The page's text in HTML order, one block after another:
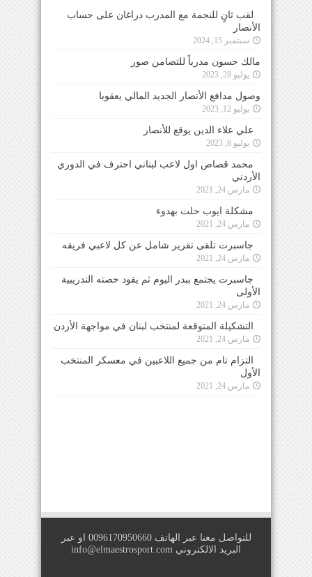
لقب ثانٍ للنجمة مع المدرب دراغان على حساب
الأنصار
سبتمبر 15, 2024
مالك حسون مدرباً للتضامن صور
يوليو 28, 2023
وصول مدافع الأنصار الجديد المالي يعقوبا
يوليو 12, 2023
علي علاء الدين يوقع للأنصار
يوليو 8, 2023
محمد قصاص اول لاعب لبناني احترف في الدوري
الأردني
مارس 24, 2021
مشكلة ايوب حلت بهدوء
مارس 24, 2021
جاسبرت تلقى تقرير شامل عن كل لاعبي فريقه
مارس 24, 2021
جاسبرت يجتمع ببدر اليوم ثم يقود حصته التدريبية
الأولى
مارس 24, 2021
التشكيلة المتوقعة لمنتخب لبنان في مواجهة الأردن
مارس 24, 2021
التزام تام من جميع اللاعبين في معسكر المنتخب
الأول
مارس 24, 2021
للتواصل معنا عبر الهاتف 0096170950660 او عبر
البريد الالكتروني info@elmaestrosport.com